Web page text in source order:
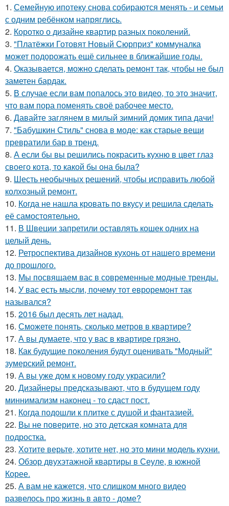
1. Семейную ипотеку снова собираются менять - и семьи
с одним ребёнком напряглись.
2. Коротко о дизайне квартир разных поколений.
3. "Платёжки Готовят Новый Сюрприз" коммуналка
может подорожать ещё сильнее в ближайшие годы.
4. Оказывается, можно сделать ремонт так, чтобы не был
заметен бардак.
5. В случае если вам попалось это видео, то это значит,
что вам пора поменять своё рабочее место.
6. Давайте заглянем в милый зимний домик типа дачи!
7. "Бабушкин Стиль" снова в моде: как старые вещи
превратили бар в тренд.
8. А если бы вы решились покрасить кухню в цвет глаз
своего кота, то какой бы она была?
9. Шесть необычных решений, чтобы исправить любой
колхозный ремонт.
10. Когда не нашла кровать по вкусу и решила сделать
её самостоятельно.
11. В Швеции запретили оставлять кошек одних на
целый день.
12. Ретроспектива дизайнов кухонь от нашего времени
до прошлого.
13. Мы посвящаем вас в современные модные тренды.
14. У вас есть мысли, почему тот евроремонт так
назывался?
15. 2016 был десять лет надад.
16. Сможете понять, сколько метров в квартире?
17. А вы думаете, что у вас в квартире грязно.
18. Как будущие поколения будут оценивать "Модный"
зумерский ремонт.
19. А вы уже дом к новому году украсили?
20. Дизайнеры предсказывают, что в будущем году
миннимализм наконец - то сдаст пост.
21. Когда подошли к плитке с душой и фантазией.
22. Вы не поверите, но это детская комната для
подростка.
23. Хотите верьте, хотите нет, но это мини модель кухни.
24. Обзор двухэтажной квартиры в Сеуле, в южной
Корее.
25. А вам не кажется, что слишком много видео
развелось про жизнь в авто - доме?